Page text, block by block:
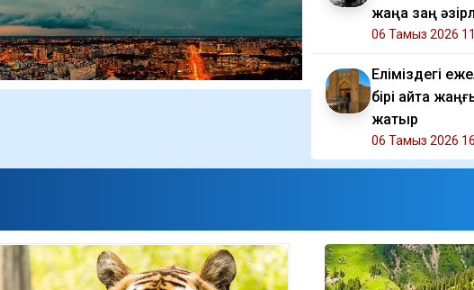
жаңа заң
06 Тамыз 2026
Еліміздегі
бірі қайта
жатыр
06 Тамыз 2026